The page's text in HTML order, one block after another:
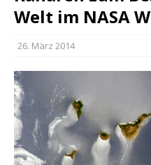
Welt im NASA
26. März 2014